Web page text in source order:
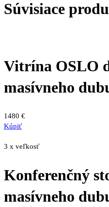
Súvisiace
Vitrína OSLO
masívneho
1480 €
Kúpiť
3 x veľkosť
Konferenčný
masívneho